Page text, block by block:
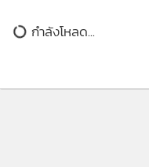
ข่าวในหมวดล่
1
65,000 บาท